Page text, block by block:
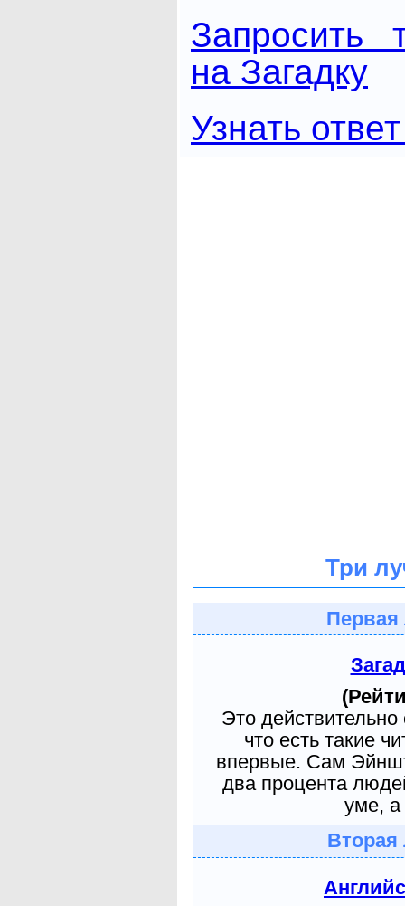
Запросить
на Загадку
Узнать
Три
Первая
Это
что есть такие
впервые. Сам
два процента
уме, а
Вторая